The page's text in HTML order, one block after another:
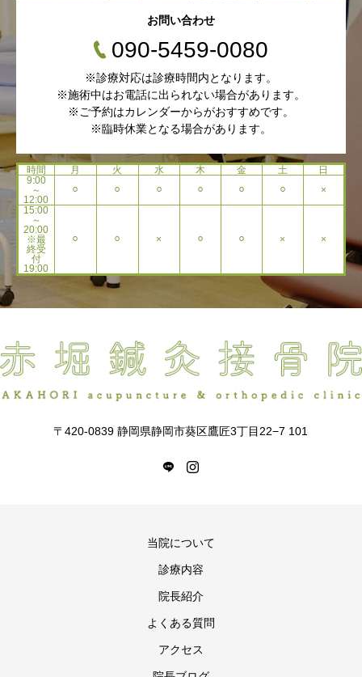
お問い合わせ
090-5459-0080
※診療対応は診療時間内となります。
※施術中はお電話に出られない場合があります。
※ご予約はカレンダーからがおすすめです。
※臨時休業となる場合があります。
時間 月 火 水 木 金 土
日
9:00
～
12:00
⚪︎ ⚪︎ ⚪︎ ⚪︎ ⚪︎ ⚪︎
×
15:00
～
20:00
※最
終受
付
19:00
⚪︎ ⚪︎ × ⚪︎ ⚪︎ × ×
〒420-0839 静岡県静岡市葵区鷹匠3丁目22−7 101
当院について
診療内容
院長紹介
よくある質問
アクセス